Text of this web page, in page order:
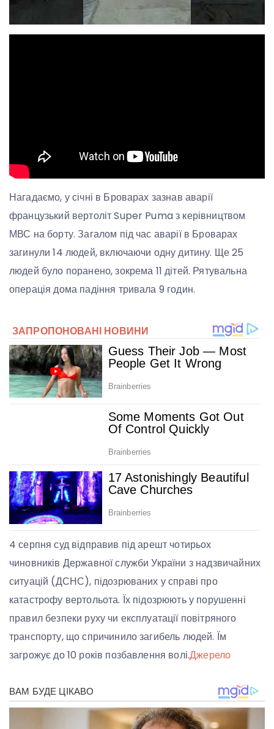
Нагадаємо, у січні в Броварах зазнав аварії
французький вертоліт Super Puma з керівництвом
МВС на борту. Загалом під час аварії в Броварах
загинули 14 людей, включаючи одну дитину. Ще 25
людей було поранено, зокрема 11 дітей. Рятувальна
операція дома падіння тривала 9 годин.
4 серпня суд відправив під арешт чотирьох
чиновників Державної служби України з надзвичайних
ситуацій (ДСНС), підозрюваних у справі про
катастрофу вертольота. Їх підозрюють у порушенні
правил безпеки руху чи експлуатації повітряного
транспорту, що спричинило загибель людей. Їм
загрожує до 10 років позбавлення волі.Джерело